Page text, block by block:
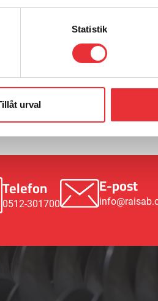
Statistik
urval
Kontakta oss
Telefon
0512-301700
E-post